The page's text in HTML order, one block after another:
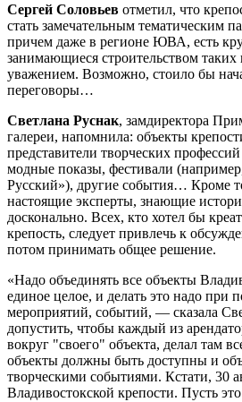
Сергей Соловьев отметил, что
стать замечательным тематическим
причем даже в регионе ЮВА, есть
занимающиеся строительством
уважением. Возможно, стоило бы
переговоры…
Светлана Руснак, замдиректора
галереи, напомнила: объекты
представители творческих
модные показы, фестивали
Русский»), другие события… Кроме
настоящие эксперты, знающие
досконально. Всех, кто хотел бы
крепость, следует привлечь к
потом принимать общее решение.
«Надо объединять все объекты
единое целое, и делать это надо при
мероприятий, событий, — сказала
допустить, чтобы каждый из
вокруг "своего" объекта, делал там
объекты должны быть доступны и
творческими событиями. Кстати, 30
Владивостокской крепости. Пусть